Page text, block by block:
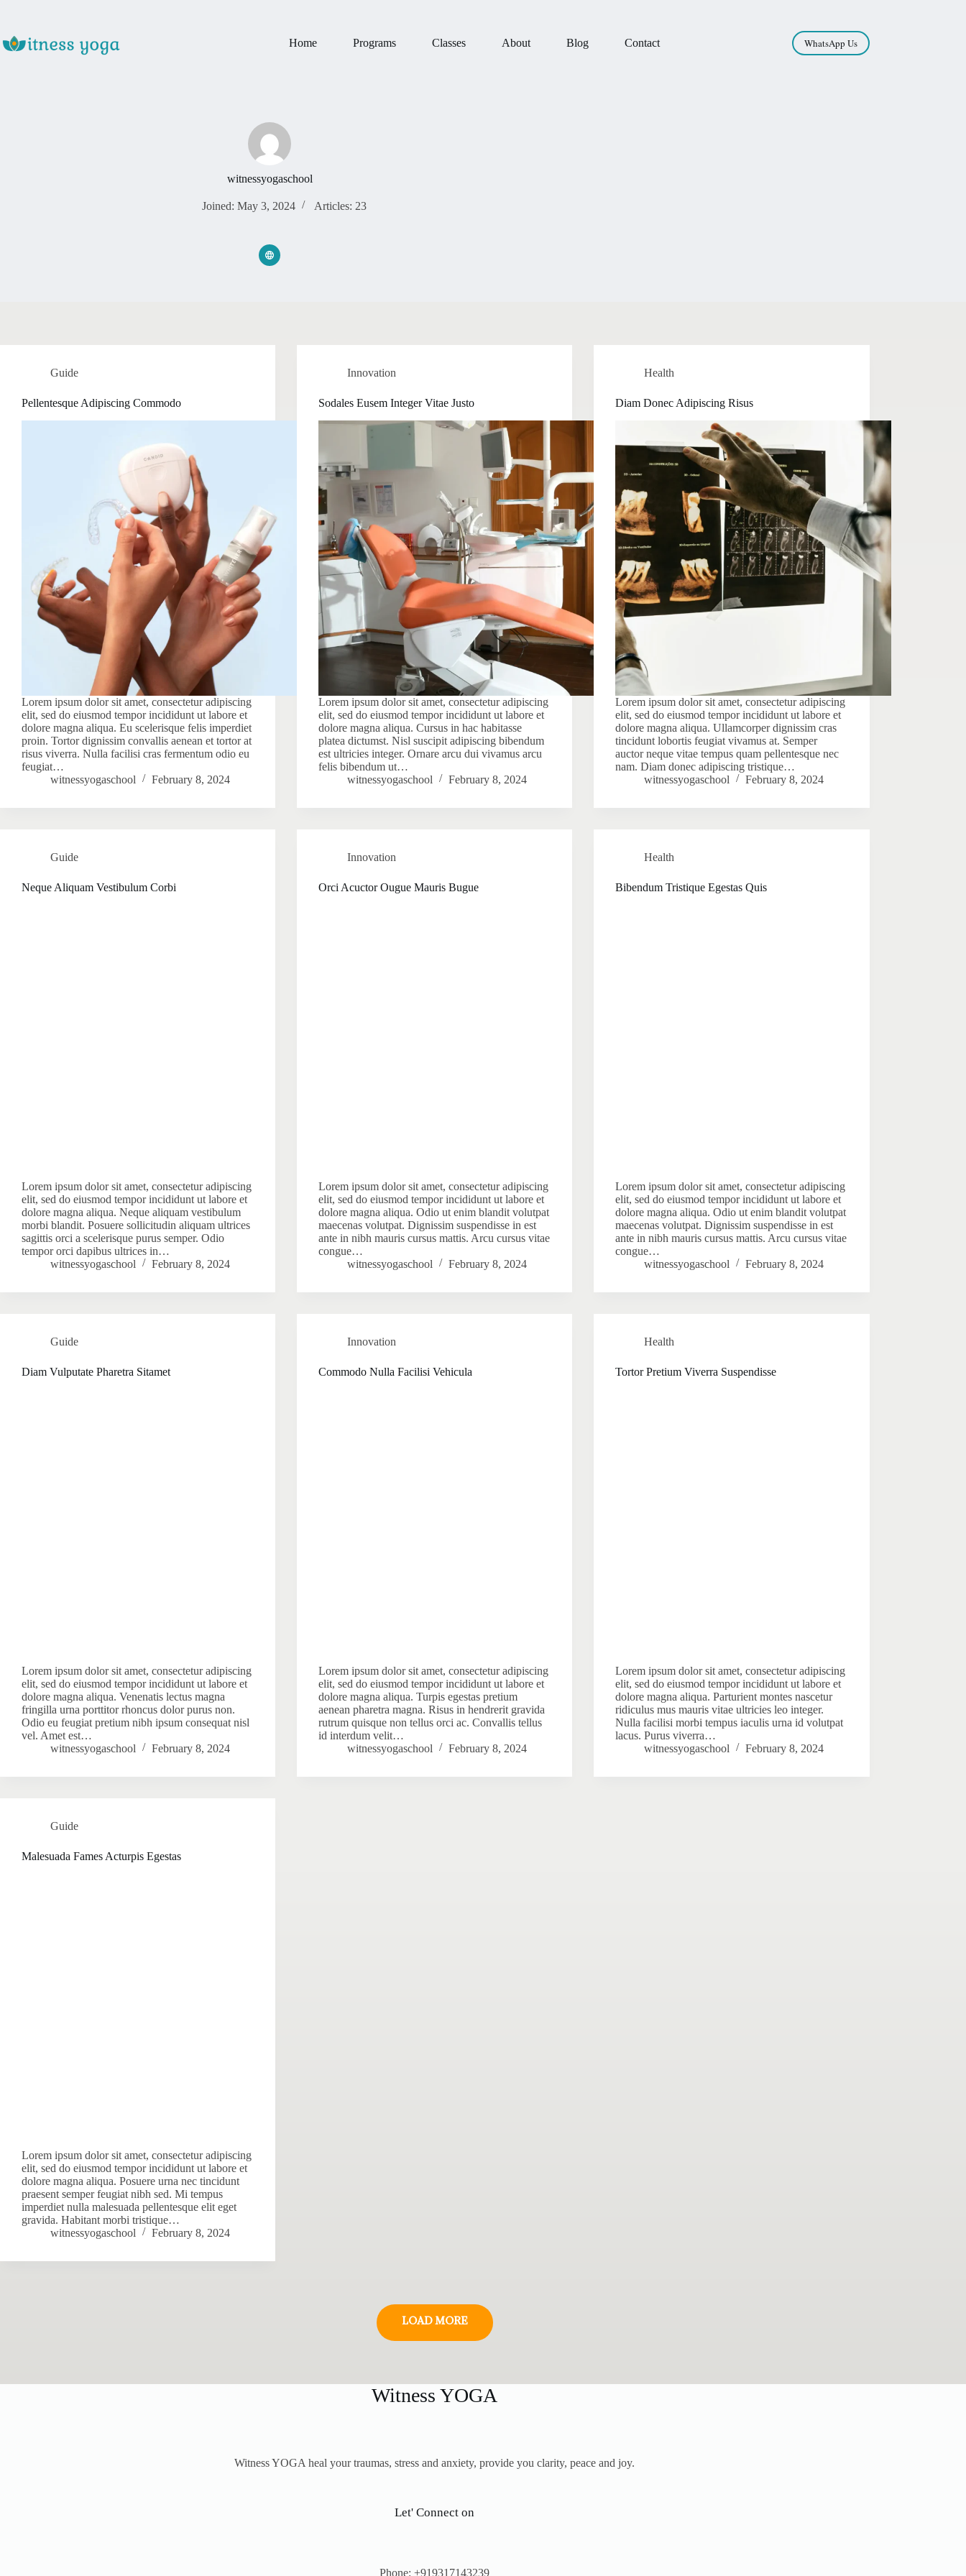
Home
Programs Classes About Blog Contact WhatsApp Us
witnessyogaschool
Joined: May 3, 2024 Articles: 23
Guide
Pellentesque Adipiscing Commodo
Lorem ipsum dolor sit amet, consectetur adipiscing
elit, sed do eiusmod tempor incididunt ut labore et
dolore magna aliqua. Eu scelerisque felis imperdiet
proin. Tortor dignissim convallis aenean et tortor at
risus viverra. Nulla facilisi cras fermentum odio eu
feugiat…
witnessyogaschool
February 8, 2024
Innovation
Sodales Eusem Integer Vitae Justo
Lorem ipsum dolor sit amet, consectetur adipiscing
elit, sed do eiusmod tempor incididunt ut labore et
dolore magna aliqua. Cursus in hac habitasse
platea dictumst. Nisl suscipit adipiscing bibendum
est ultricies integer. Ornare arcu dui vivamus arcu
felis bibendum ut…
witnessyogaschool
February 8, 2024
Health
Diam Donec Adipiscing Risus
Lorem ipsum dolor sit amet, consectetur adipiscing
elit, sed do eiusmod tempor incididunt ut labore et
dolore magna aliqua. Ullamcorper dignissim cras
tincidunt lobortis feugiat vivamus at. Semper
auctor neque vitae tempus quam pellentesque nec
nam. Diam donec adipiscing tristique…
witnessyogaschool
February 8, 2024
Guide
Neque Aliquam Vestibulum Corbi
Lorem ipsum dolor sit amet, consectetur adipiscing
elit, sed do eiusmod tempor incididunt ut labore et
dolore magna aliqua. Neque aliquam vestibulum
morbi blandit. Posuere sollicitudin aliquam ultrices
sagittis orci a scelerisque purus semper. Odio
tempor orci dapibus ultrices in…
witnessyogaschool
February 8, 2024
Innovation
Orci Acuctor Ougue Mauris Bugue
Lorem ipsum dolor sit amet, consectetur adipiscing
elit, sed do eiusmod tempor incididunt ut labore et
dolore magna aliqua. Odio ut enim blandit volutpat
maecenas volutpat. Dignissim suspendisse in est
ante in nibh mauris cursus mattis. Arcu cursus vitae
congue…
witnessyogaschool
February 8, 2024
Health
Bibendum Tristique Egestas Quis
Lorem ipsum dolor sit amet, consectetur adipiscing
elit, sed do eiusmod tempor incididunt ut labore et
dolore magna aliqua. Odio ut enim blandit volutpat
maecenas volutpat. Dignissim suspendisse in est
ante in nibh mauris cursus mattis. Arcu cursus vitae
congue…
witnessyogaschool
February 8, 2024
Guide
Diam Vulputate Pharetra Sitamet
Lorem ipsum dolor sit amet, consectetur adipiscing
elit, sed do eiusmod tempor incididunt ut labore et
dolore magna aliqua. Venenatis lectus magna
fringilla urna porttitor rhoncus dolor purus non.
Odio eu feugiat pretium nibh ipsum consequat nisl
vel. Amet est…
witnessyogaschool
February 8, 2024
Innovation
Commodo Nulla Facilisi Vehicula
Lorem ipsum dolor sit amet, consectetur adipiscing
elit, sed do eiusmod tempor incididunt ut labore et
dolore magna aliqua. Turpis egestas pretium
aenean pharetra magna. Risus in hendrerit gravida
rutrum quisque non tellus orci ac. Convallis tellus
id interdum velit…
witnessyogaschool
February 8, 2024
Health
Tortor Pretium Viverra Suspendisse
Lorem ipsum dolor sit amet, consectetur adipiscing
elit, sed do eiusmod tempor incididunt ut labore et
dolore magna aliqua. Parturient montes nascetur
ridiculus mus mauris vitae ultricies leo integer.
Nulla facilisi morbi tempus iaculis urna id volutpat
lacus. Purus viverra…
witnessyogaschool
February 8, 2024
Guide
Malesuada Fames Acturpis Egestas
Lorem ipsum dolor sit amet, consectetur adipiscing
elit, sed do eiusmod tempor incididunt ut labore et
dolore magna aliqua. Posuere urna nec tincidunt
praesent semper feugiat nibh sed. Mi tempus
imperdiet nulla malesuada pellentesque elit eget
gravida. Habitant morbi tristique…
witnessyogaschool
February 8, 2024
LOAD MORE
Witness YOGA
Witness YOGA heal your traumas, stress and anxiety, provide you clarity, peace and joy.
Let' Connect on
Phone: +919317143239